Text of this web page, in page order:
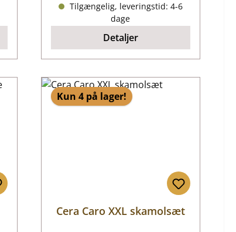
Tilgængelig, leveringstid: 4-6
dage
Detaljer
Kun 4 på lager!
Cera Caro XXL skamolsæt